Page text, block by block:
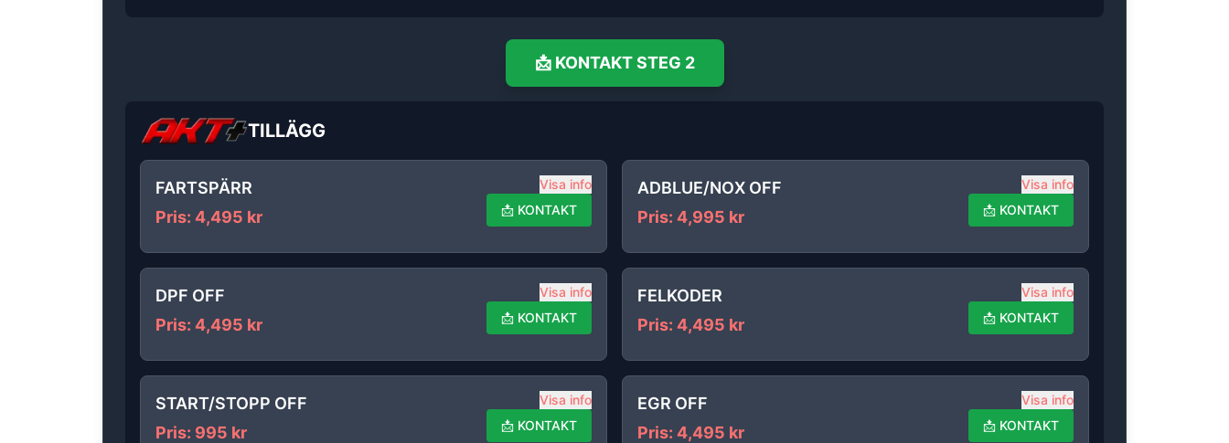
📩 KONTAKT STEG 2
TILLÄGG
FARTSPÄRR
Pris: 4,495 kr
Visa info
📩 KONTAKT
ADBLUE/NOX OFF
Pris: 4,995 kr
Visa info
📩 KONTAKT
DPF OFF
Pris: 4,495 kr
Visa info
📩 KONTAKT
FELKODER
Pris: 4,495 kr
Visa info
📩 KONTAKT
START/STOPP OFF
Pris: 995 kr
Visa info
📩 KONTAKT
EGR OFF
Pris: 4,495 kr
Visa info
📩 KONTAKT